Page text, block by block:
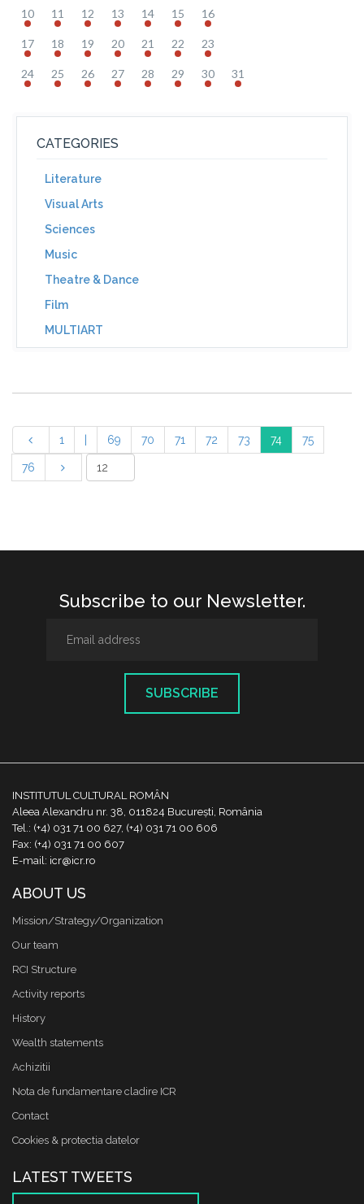
10 11 12 13 14 15 16
17 18 19 20 21 22 23
24 25 26 27 28 29 30 31
CATEGORIES
Literature
Visual Arts
Sciences
Music
Theatre & Dance
Film
MULTIART
1 69 70 71 72 73 74 75
76
Subscribe to our Newsletter.
SUBSCRIBE
INSTITUTUL CULTURAL ROMÂN
Aleea Alexandru nr. 38, 011824 București, România
Tel.: (+4) 031 71 00 627, (+4) 031 71 00 606
Fax: (+4) 031 71 00 607
E-mail: icr@icr.ro
ABOUT US
Mission/Strategy/Organization
Our team
RCI Structure
Activity reports
History
Wealth statements
Achizitii
Nota de fundamentare cladire ICR
Contact
Cookies & protectia datelor
LATEST TWEETS